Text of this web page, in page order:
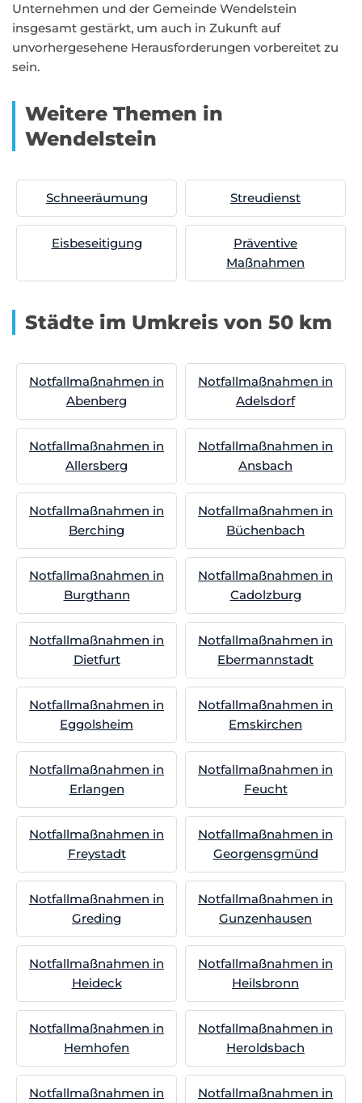
Unternehmen und der Gemeinde Wendelstein
insgesamt gestärkt, um auch in Zukunft auf
unvorhergesehene Herausforderungen vorbereitet zu
sein.
Weitere Themen in
Wendelstein
Schneeräumung Streudienst
Eisbeseitigung
Präventive
Maßnahmen
Städte im Umkreis von 50 km
Notfallmaßnahmen in
Abenberg
Notfallmaßnahmen in
Adelsdorf
Notfallmaßnahmen in
Allersberg
Notfallmaßnahmen in
Ansbach
Notfallmaßnahmen in
Berching
Notfallmaßnahmen in
Büchenbach
Notfallmaßnahmen in
Burgthann
Notfallmaßnahmen in
Cadolzburg
Notfallmaßnahmen in
Dietfurt
Notfallmaßnahmen in
Ebermannstadt
Notfallmaßnahmen in
Eggolsheim
Notfallmaßnahmen in
Emskirchen
Notfallmaßnahmen in
Erlangen
Notfallmaßnahmen in
Feucht
Notfallmaßnahmen in
Freystadt
Notfallmaßnahmen in
Georgensgmünd
Notfallmaßnahmen in
Greding
Notfallmaßnahmen in
Gunzenhausen
Notfallmaßnahmen in
Heideck
Notfallmaßnahmen in
Heilsbronn
Notfallmaßnahmen in
Hemhofen
Notfallmaßnahmen in
Heroldsbach
Notfallmaßnahmen in
Notfallmaßnahmen in